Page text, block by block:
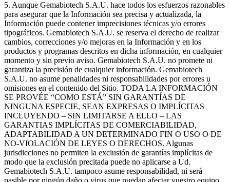
5. Aunque Gemabiotech S.A.U. hace todos los esfuerzos razonables
para asegurar que la Información sea precisa y actualizada, la
Información puede contener imprecisiones técnicas y/o errores
tipográficos. Gemabiotech S.A.U. se reserva el derecho de realizar
cambios, correcciones y/o mejoras en la Información y en los
productos y programas descritos en dicha información, en cualquier
momento y sin previo aviso. Gemabiotech S.A.U. no promete ni
garantiza la precisión de cualquier información. Gemabiotech
S.A.U. no asume penalidades ni responsabilidades por errores u
omisiones en el contenido del Sitio. TODA LA INFORMACIÓN
SE PROVÉE “COMO ESTÁ” SIN GARANTÍAS DE
NINGUNA ESPECIE, SEAN EXPRESAS O IMPLÍCITAS
INCLUYENDO – SIN LIMITARSE A ELLO – LAS
GARANTIAS IMPLÍCITAS DE COMERCIABILIDAD,
ADAPTABILIDAD A UN DETERMINADO FIN O USO O DE
NO-VIOLACIÓN DE LEYES O DERECHOS. Algunas
jurisdicciones no permiten la exclusión de garantías implícitas de
modo que la exclusión precitada puede no aplicarse a Ud.
Gemabiotech S.A.U. tampoco asume responsabilidad, ni será
pasible por ningún daño o virus que puedan afectar vuestro equipo